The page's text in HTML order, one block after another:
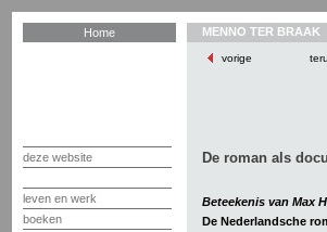
Home
deze website
leven en werk
boeken
MENNO TER BRAAK
vorige
De roman als
Beteekenis van Max
De Nederlandsche